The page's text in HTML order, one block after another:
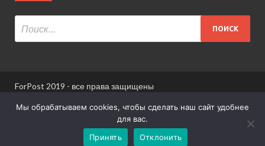
ForPost 2019 - все права защищены
При использовании материалов сайта ссылка
Информация для пользователей сайта
Мы обрабатываем cookies, чтобы сделать наш сайт удобнее
для вас.
Принять
Отклонить